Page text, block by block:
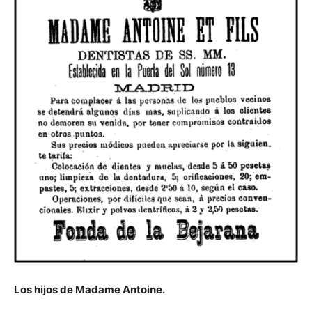
Los hijos de Madame Antoine.